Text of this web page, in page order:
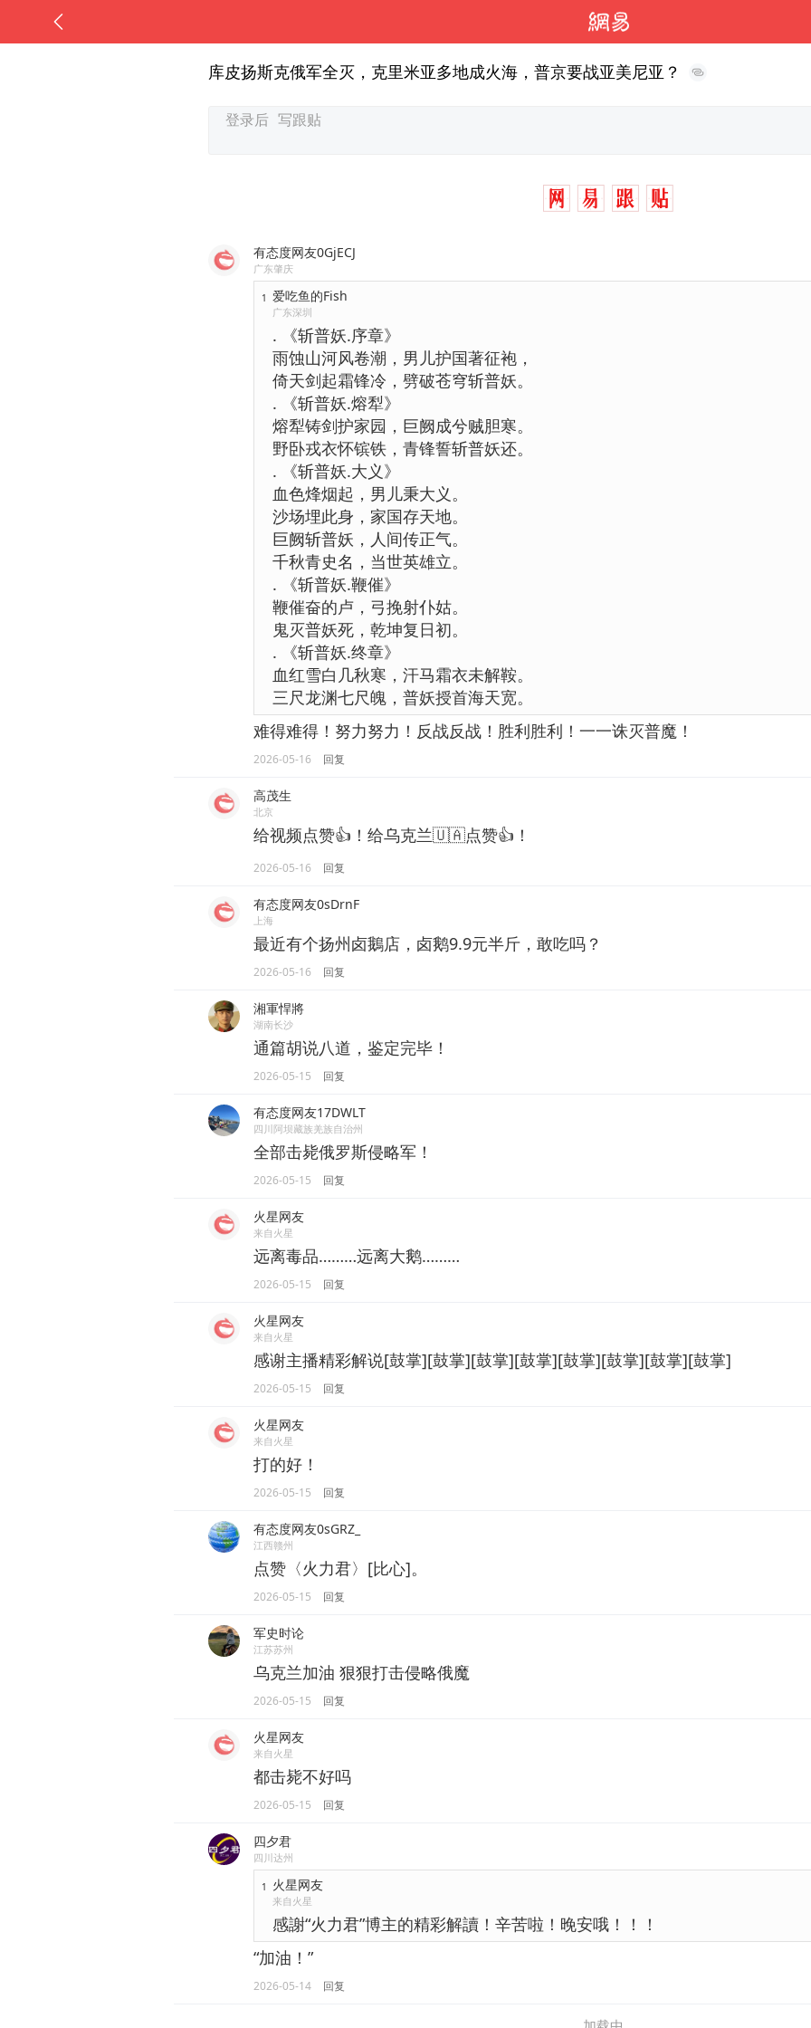
库皮扬斯克俄军全灭，克里米亚多地成火海，普京要战亚美尼亚？
有态度网友0GjECJ
广东肇庆
1 爱吃鱼的Fish
广东深圳
. 《斩普妖.序章》
雨蚀山河风卷潮，男儿护国著征袍，
倚天剑起霜锋冷，劈破苍穹斩普妖。
. 《斩普妖.熔犁》
熔犁铸剑护家园，巨阙成兮贼胆寒。
野卧戎衣怀镔铁，青锋誓斩普妖还。
. 《斩普妖.大义》
血色烽烟起，男儿秉大义。
沙场埋此身，家国存天地。
巨阙斩普妖，人间传正气。
千秋青史名，当世英雄立。
. 《斩普妖.鞭催》
鞭催奋的卢，弓挽射仆姑。
鬼灭普妖死，乾坤复日初。
. 《斩普妖.终章》
血红雪白几秋寒，汗马霜衣未解鞍。
三尺龙渊七尺魄，普妖授首海天宽。
难得难得！努力努力！反战反战！胜利胜利！一一诛灭普魔！
2026-05-16 回复
高茂生
北京
给视频点赞👍！给乌克兰🇺🇦点赞👍！
2026-05-16 回复
有态度网友0sDrnF
上海
最近有个扬州卤鵝店，卤鹅9.9元半斤，敢吃吗？
2026-05-16 回复
湘軍悍將
湖南长沙
通篇胡说八道，鉴定完毕！
2026-05-15 回复
有态度网友17DWLT
四川阿坝藏族羌族自治州
全部击毙俄罗斯侵略军！
2026-05-15 回复
火星网友
来自火星
远离毒品………远离大鹅………
2026-05-15 回复
火星网友
来自火星
感谢主播精彩解说[鼓掌][鼓掌][鼓掌][鼓掌][鼓掌][鼓掌][鼓掌][鼓掌]
2026-05-15 回复
火星网友
来自火星
打的好！
2026-05-15 回复
有态度网友0sGRZ_
江西赣州
点赞〈火力君〉[比心]。
2026-05-15 回复
军史时论
江苏苏州
乌克兰加油 狠狠打击侵略俄魔
2026-05-15 回复
火星网友
来自火星
都击毙不好吗
2026-05-15 回复
四夕君
四川达州
1 火星网友
来自火星
感謝“火力君”博主的精彩解讀！辛苦啦！晚安哦！！！
“加油！”
2026-05-14 回复